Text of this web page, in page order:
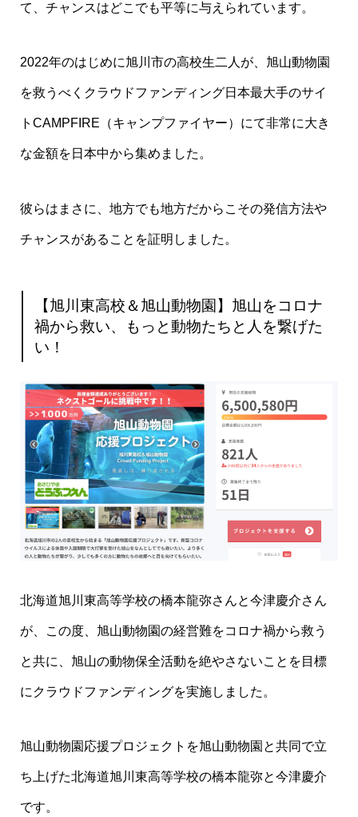
て、チャンスはどこでも平等に与えられています。
2022年のはじめに旭川市の高校生二人が、旭山動物園
を救うべくクラウドファンディング日本最大手のサイ
トCAMPFIRE（キャンプファイヤー）にて非常に大き
な金額を日本中から集めました。
彼らはまさに、地方でも地方だからこその発信方法や
チャンスがあることを証明しました。
【旭川東高校＆旭山動物園】旭山をコロナ
禍から救い、もっと動物たちと人を繋げた
い！
北海道旭川東高等学校の橋本龍弥さんと今津慶介さん
が、この度、旭山動物園の経営難をコロナ禍から救う
と共に、旭山の動物保全活動を絶やさないことを目標
にクラウドファンディングを実施しました。
旭山動物園応援プロジェクトを旭山動物園と共同で立
ち上げた北海道旭川東高等学校の橋本龍弥と今津慶介
です。